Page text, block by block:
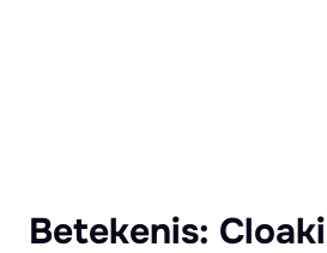
Betekenis: